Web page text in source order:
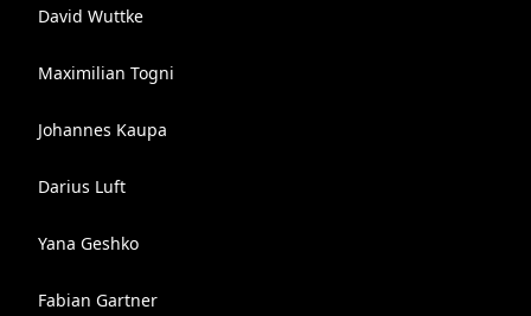
David Wuttke
Maximilian Togni
Johannes Kaupa
Darius Luft
Yana Geshko
Fabian Gartner